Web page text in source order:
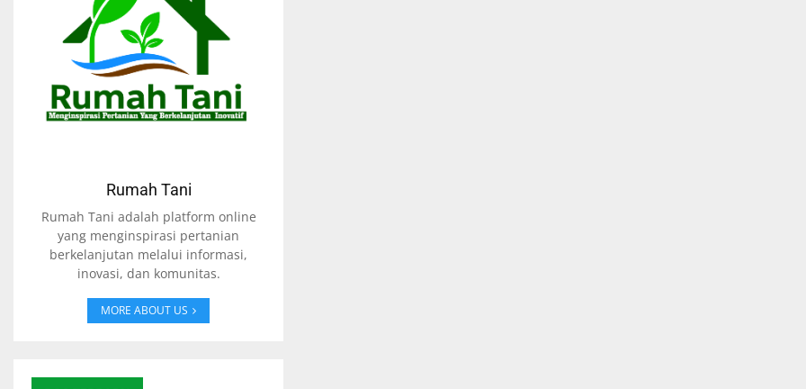
Rumah Tani
Rumah Tani adalah platform online
yang menginspirasi pertanian
berkelanjutan melalui informasi,
inovasi, dan komunitas.
MORE ABOUT US